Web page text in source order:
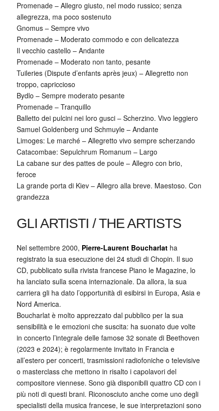
Promenade – Allegro giusto, nel modo russico; senza
allegrezza, ma poco sostenuto
Gnomus – Sempre vivo
Promenade – Moderato commodo e con delicatezza
Il vecchio castello – Andante
Promenade – Moderato non tanto, pesante
Tuileries (Dispute d’enfants après jeux) – Allegretto non
troppo, capriccioso
Bydlo – Sempre moderato pesante
Promenade – Tranquillo
Balletto dei pulcini nei loro gusci – Scherzino. Vivo leggiero
Samuel Goldenberg und Schmuyle – Andante
Limoges: Le marché – Allegretto vivo sempre scherzando
Catacombae: Sepulchrum Romanum – Largo
La cabane sur des pattes de poule – Allegro con brio,
feroce
La grande porta di Kiev – Allegro alla breve. Maestoso. Con
grandezza
GLI ARTISTI / THE ARTISTS
Nel settembre 2000, Pierre-Laurent Boucharlatha
registrato la sua esecuzione dei 24 studi di Chopin. Il suo
CD, pubblicato sulla rivista francese Piano le Magazine, lo
ha lanciato sulla scena internazionale. Da allora, la sua
carriera gli ha dato l’opportunità di esibirsi in Europa, Asia e
Nord America.
Boucharlat è molto apprezzato dal pubblico per la sua
sensibilità e le emozioni che suscita: ha suonato due volte
in concerto l’integrale delle famose 32 sonate di Beethoven
(2023 e 2024); è regolarmente invitato in Francia e
all’estero per concerti, trasmissioni radiofoniche o televisive
o masterclass che mettono in risalto i capolavori del
compositore viennese. Sono già disponibili quattro CD con i
più noti di questi brani. Riconosciuto anche come uno degli
specialisti della musica francese, le sue interpretazioni sono